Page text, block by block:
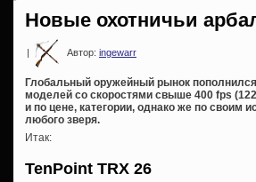
Новые охотничьи
| Автор: ingewarr
Глобальный оружейный рынок
моделей со скоростями свыше 400 fps
и по цене, категории, однако же по
любого зверя.
Итак:
TenPoint TRX 26